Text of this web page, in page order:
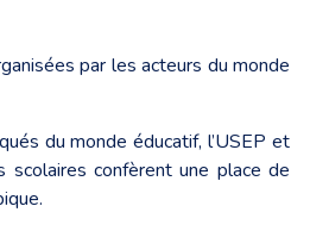
par les acteurs du monde
du monde éducatif, l’USEP et
scolaires confèrent une place de